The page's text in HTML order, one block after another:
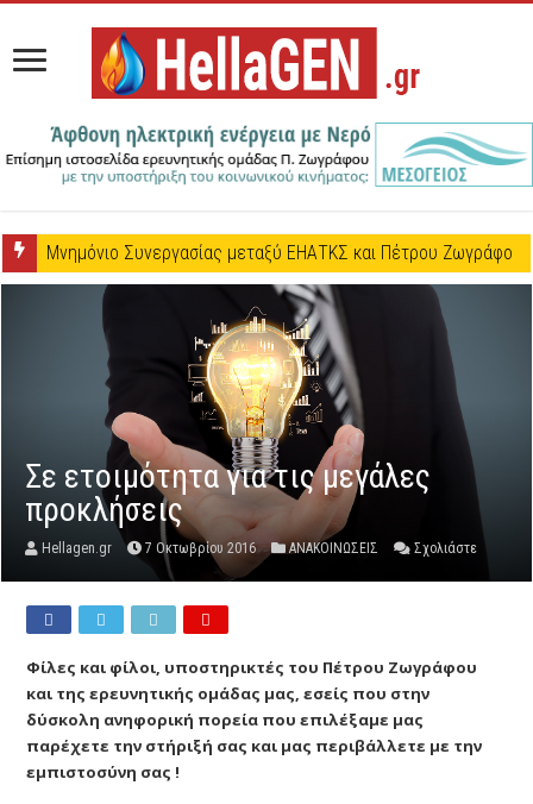
Μνημόνιο Συνεργασίας μεταξύ ΕΗΑΤΚΣ και Πέτρου Ζωγράφου
Σε ετοιμότητα για τις μεγάλες
προκλήσεις
Hellagen.gr 7 Οκτωβρίου 2016 ΑΝΑΚΟΙΝΩΣΕΙΣ Σχολιάστε
Φίλες και φίλοι, υποστηρικτές του Πέτρου Ζωγράφου
και της ερευνητικής ομάδας μας, εσείς που στην
δύσκολη ανηφορική πορεία που επιλέξαμε μας
παρέχετε την στήριξή σας και μας περιβάλλετε με την
εμπιστοσύνη σας !